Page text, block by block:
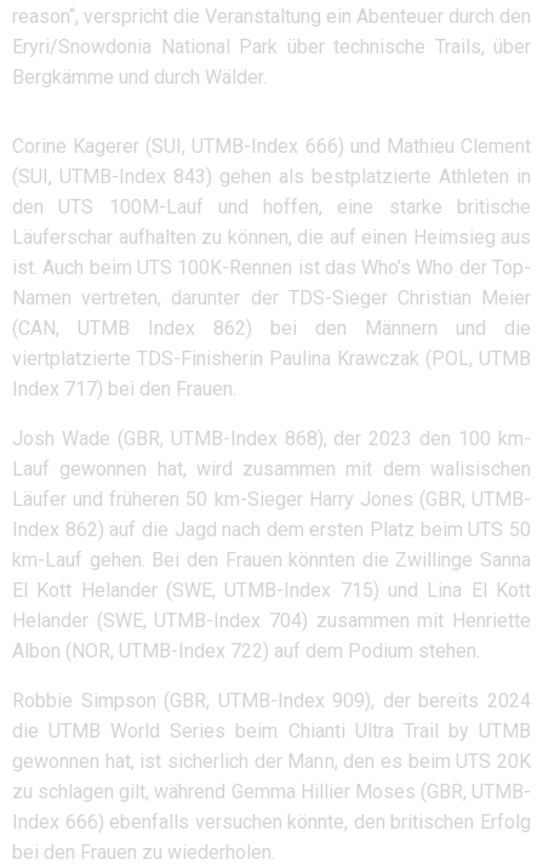
reason“, verspricht die Veranstaltung ein Abenteuer durch den
Eryri/Snowdonia National Park über technische Trails, über
Bergkämme und durch Wälder.
Corine Kagerer (SUI, UTMB-Index 666) und Mathieu Clement
(SUI, UTMB-Index 843) gehen als bestplatzierte Athleten in
den UTS 100M-Lauf und hoffen, eine starke britische
Läuferschar aufhalten zu können, die auf einen Heimsieg aus
ist. Auch beim UTS 100K-Rennen ist das Who’s Who der Top-
Namen vertreten, darunter der TDS-Sieger Christian Meier
(CAN, UTMB Index 862) bei den Männern und die
viertplatzierte TDS-Finisherin Paulina Krawczak (POL, UTMB
Index 717) bei den Frauen.
Josh Wade (GBR, UTMB-Index 868), der 2023 den 100 km-
Lauf gewonnen hat, wird zusammen mit dem walisischen
Läufer und früheren 50 km-Sieger Harry Jones (GBR, UTMB-
Index 862) auf die Jagd nach dem ersten Platz beim UTS 50
km-Lauf gehen. Bei den Frauen könnten die Zwillinge Sanna
El Kott Helander (SWE, UTMB-Index 715) und Lina El Kott
Helander (SWE, UTMB-Index 704) zusammen mit Henriette
Albon (NOR, UTMB-Index 722) auf dem Podium stehen.
Robbie Simpson (GBR, UTMB-Index 909), der bereits 2024
die UTMB World Series beim Chianti Ultra Trail by UTMB
gewonnen hat, ist sicherlich der Mann, den es beim UTS 20K
zu schlagen gilt, während Gemma Hillier Moses (GBR, UTMB-
Index 666) ebenfalls versuchen könnte, den britischen Erfolg
bei den Frauen zu wiederholen.